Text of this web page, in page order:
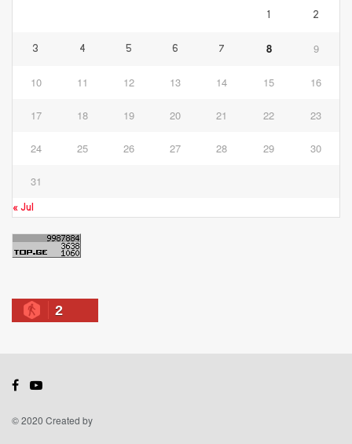
1 2
3 4 5 6 7 8 9
10 11 12 13 14 15 16
17 18 19 20 21 22 23
24 25 26 27 28 29 30
31
« Jul
2
© 2020 Created by